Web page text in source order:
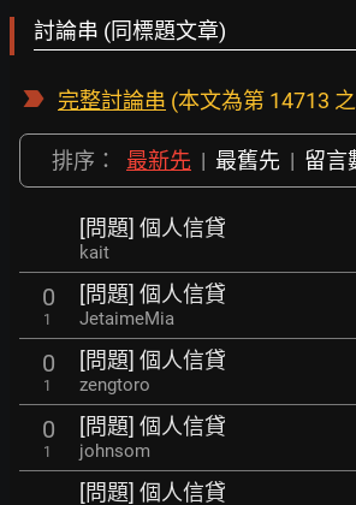
討論串 (同標題文章)
完整討論串 (本文為第 14713
排序： 最新先 | 最舊先 | 留言
[問題] 個人信貸
kait
0
1
[問題] 個人信貸
JetaimeMia
0
1
[問題] 個人信貸
zengtoro
0
1
[問題] 個人信貸
johnsom
[問題] 個人信貸